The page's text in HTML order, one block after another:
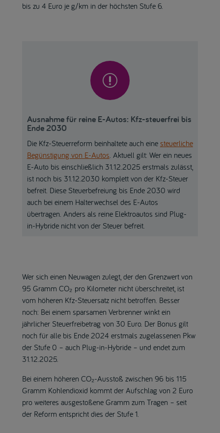
bis zu 4 Euro je g/km in der höchsten Stufe 6.
r
Ausnahme für reine E-Autos: Kfz-steuerfrei bis
Ende 2030
Die Kfz-Steuerreform beinhaltete auch eine steuerliche
Begünstigung von E-Autos . Aktuell gilt: Wer ein neues
E-Auto bis einschließlich 31.12.2025 erstmals zulässt,
ist noch bis 31.12.2030 komplett von der Kfz-Steuer
befreit. Diese Steuerbefreiung bis Ende 2030 wird
auch bei einem Halterwechsel des E-Autos
übertragen. Anders als reine Elektroautos sind Plug-
in-Hybride nicht von der Steuer befreit.
Wer sich einen Neuwagen zulegt, der den Grenzwert von
95 Gramm CO₂ pro Kilometer nicht überschreitet, ist
vom höheren Kfz-Steuersatz nicht betroffen. Besser
noch: Bei einem sparsamen Verbrenner winkt ein
jährlicher Steuerfreibetrag von 30 Euro. Der Bonus gilt
noch für alle bis Ende 2024 erstmals zugelassenen Pkw
der Stufe 0 – auch Plug-in-Hybride – und endet zum
31.12.2025.
Bei einem höheren CO₂-Ausstoß zwischen 96 bis 115
Gramm Kohlendioxid kommt der Aufschlag von 2 Euro
pro weiteres ausgestoßene Gramm zum Tragen – seit
der Reform entspricht dies der Stufe 1.